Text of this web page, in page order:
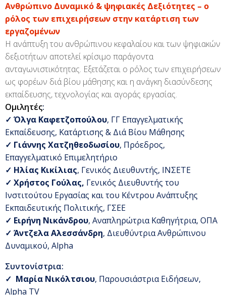
Ανθρώπινο Δυναμικό & ψηφιακές Δεξιότητες – ο
ρόλος των επιχειρήσεων στην κατάρτιση των
εργαζομένων
Η ανάπτυξη του ανθρώπινου κεφαλαίου και των ψηφιακών
δεξιοτήτων αποτελεί κρίσιμο παράγοντα
ανταγωνιστικότητας. Εξετάζεται ο ρόλος των επιχειρήσεων
ως φορέων διά βίου μάθησης και η ανάγκη διασύνδεσης
εκπαίδευσης, τεχνολογίας και αγοράς εργασίας.
Ομιλητές:
✓ Όλγα Καφετζοπούλου, ΓΓ Επαγγελματικής
Εκπαίδευσης, Κατάρτισης & Διά Βίου Μάθησης
✓ Γιάννης Χατζηθεοδωσίου, Πρόεδρος,
Επαγγελματικό Επιμελητήριο
✓ Ηλίας Κικίλιας, Γενικός Διευθυντής, ΙΝΣΕΤΕ
✓ Χρήστος Γούλας, Γενικός Διευθυντής του
Ινστιτούτου Εργασίας και του Κέντρου Ανάπτυξης
Εκπαιδευτικής Πολιτικής, ΓΣΕΕ
✓ Ειρήνη Νικάνδρου, Αναπληρώτρια Καθηγήτρια, ΟΠΑ
✓ Άντζελα Αλεσσάνδρη, Διευθύντρια Ανθρώπινου
Δυναμικού, Αlpha
Συντονίστρια:
✓ Μαρία Νικόλτσιου, Παρουσιάστρια Ειδήσεων,
Alpha TV